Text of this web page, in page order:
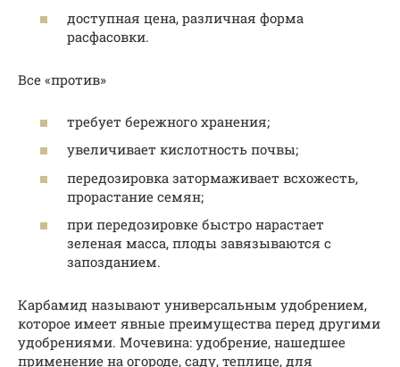
доступная цена, различная форма
расфасовки.
Все «против»
требует бережного хранения;
увеличивает кислотность почвы;
передозировка затормаживает всхожесть,
прорастание семян;
при передозировке быстро нарастает
зеленая масса, плоды завязываются с
запозданием.
Карбамид называют универсальным удобрением,
которое имеет явные преимущества перед другими
удобрениями. Мочевина: удобрение, нашедшее
применение на огороде, саду, теплице, для